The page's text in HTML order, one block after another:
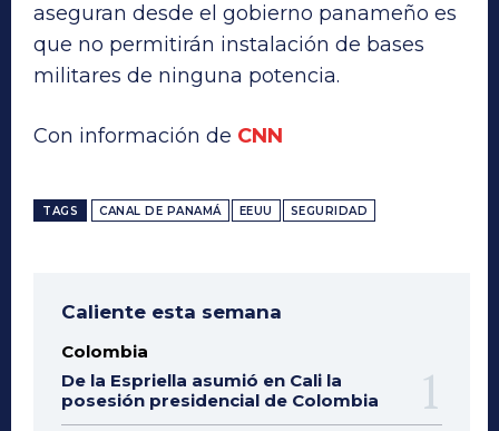
aseguran desde el gobierno panameño es
que no permitirán instalación de bases
militares de ninguna potencia.
Con información de CNN
TAGS CANAL DE PANAMÁ EEUU SEGURIDAD
Caliente esta semana
Colombia
De la Espriella asumió en Cali la
posesión presidencial de Colombia